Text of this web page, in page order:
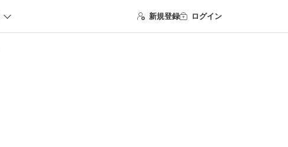
新規登録 ログイン